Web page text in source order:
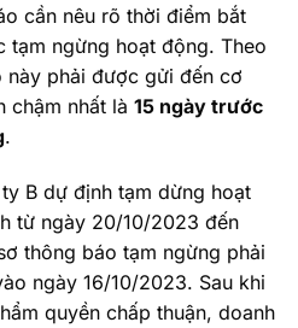
cần nêu rõ thời điểm bắt
tạm ngừng hoạt động. Theo
phải được gửi đến cơ
chậm nhất là 15 ngày trước
.
B dự định tạm dừng hoạt
từ ngày 20/10/2023 đến
thông báo tạm ngừng phải
ngày 16/10/2023. Sau khi
quyền chấp thuận, doanh